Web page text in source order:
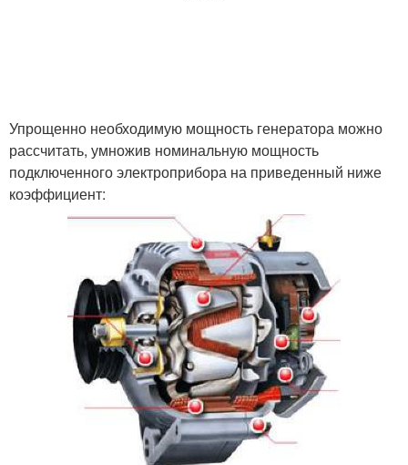
Упрощенно необходимую мощность генератора можно
рассчитать, умножив номинальную мощность
подключенного электроприбора на приведенный ниже
коэффициент: